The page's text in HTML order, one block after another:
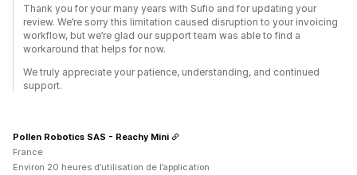
Thank you for your many years with Sufio and for updating your
review. We’re sorry this limitation caused disruption to your invoicing
workflow, but we’re glad our support team was able to find a
workaround that helps for now.
We truly appreciate your patience, understanding, and continued
support.
Pollen Robotics SAS - Reachy Mini
France
Environ 20 heures d’utilisation de l’application